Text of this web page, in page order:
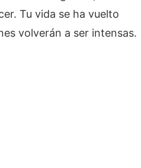
Tu vida se ha vuelto
volverán a ser intensas.